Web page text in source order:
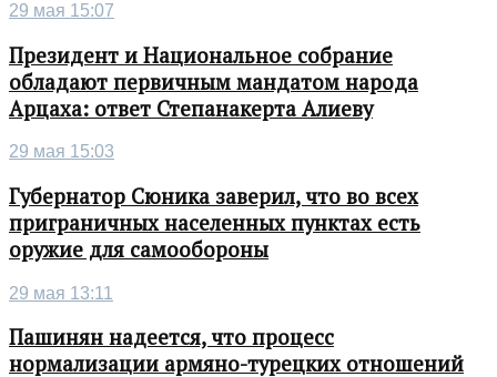
29 мая 15:07
Президент и Национальное собрание
обладают первичным мандатом народа
Арцаха: ответ Степанакерта Алиеву
29 мая 15:03
Губернатор Сюника заверил, что во всех
приграничных населенных пунктах есть
оружие для самообороны
29 мая 13:11
Пашинян надеется, что процесс
нормализации армяно-турецких отношений